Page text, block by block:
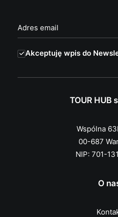
Akceptuję wpis do
TOUR HUB
Wspólna
00-687
NIP: 701-
O